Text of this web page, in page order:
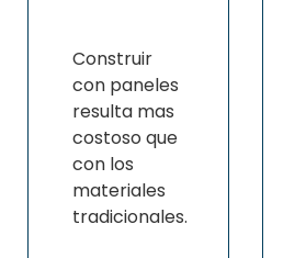
Construir
con paneles
resulta mas
costoso que
con los
materiales
tradicionales.